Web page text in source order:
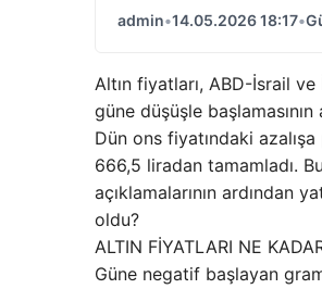
admin•14.05.2026 18:17•
Altın fiyatları, ABD-İsrail
güne düşüşle
Dün ons fiyatındaki
666,5 liradan tamamladı.
açıklamalarının ardından
oldu?
ALTIN FİYATLARI NE
Güne negatif başlayan